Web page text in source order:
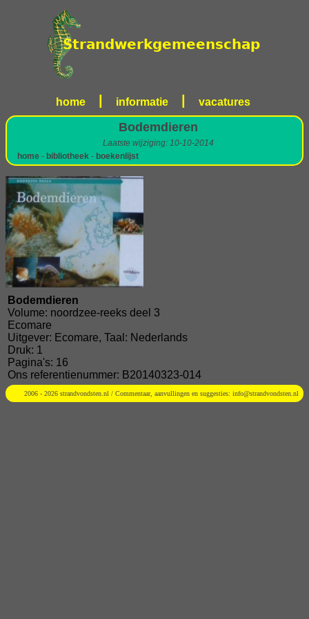
home informatie vacatures
Bodemdieren
Laatste wijziging: 10-10-2014
home - bibliotheek - boekenlijst
Bodemdieren
Volume: noordzee-reeks deel 3
Ecomare
Uitgever: Ecomare, Taal: Nederlands
Druk: 1
Pagina's: 16
Ons referentienummer: B20140323-014
2006 - 2026 strandvondsten.nl / Commentaar, aanvullingen en suggesties: info@strandvondsten.nl